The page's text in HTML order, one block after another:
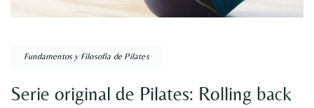
Fundamentos y Filosofía de Pilates
Serie original de Pilates: Rolling back